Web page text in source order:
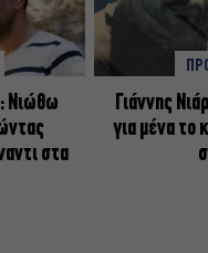
Νιώθω
στα
Γιάννης
για μένα το